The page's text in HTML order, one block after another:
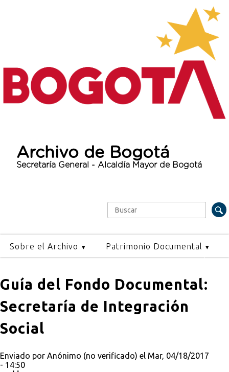
Archivo de Bogotá
Secretaría General - Alcaldía Mayor de Bogotá
Formulario de búsqueda
Buscar
Sobre el Archivo Patrimonio Documental
Guía del Fondo Documental:
Secretaría de Integración
Social
Enviado por Anónimo (no verificado) el Mar, 04/18/2017
- 14:50